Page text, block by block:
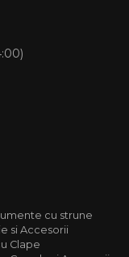
cu strune
si Accesorii
Clape